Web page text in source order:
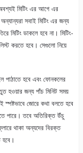
মিটিং এর আগে এর
সবাই মিটিং এর জন্য
মিটিং ডাকলে হবে না। মিটিং-
করতে হবে। সেগুলো নিয়ে
পাঠাতে হবে এবং ফোনকলের
হওয়ার জন্য পাঁচ মিনিট সময়
জোরে কথা বলতে হবে
পারে। তবে অতিরিক্ত উঁচু
থাকা অন্যদের বিরক্ত